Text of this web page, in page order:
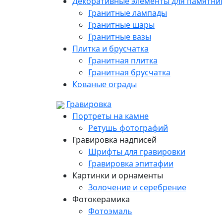
Гранитные лампады
Гранитные шары
Гранитные вазы
Плитка и брусчатка
Гранитная плитка
Гранитная брусчатка
Кованые ограды
Гравировка
Портреты на камне
Ретушь фотографий
Гравировка надписей
Шрифты для гравировки
Гравировка эпитафии
Картинки и орнаменты
Золочение и серебрение
Фотокерамика
Фотоэмаль